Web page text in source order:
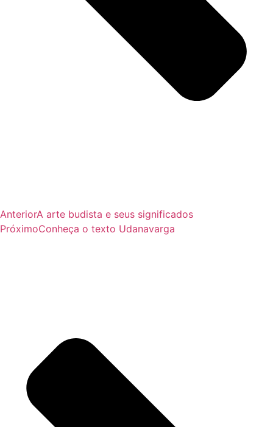
AnteriorA arte budista e seus significados
PróximoConheça o texto Udanavarga